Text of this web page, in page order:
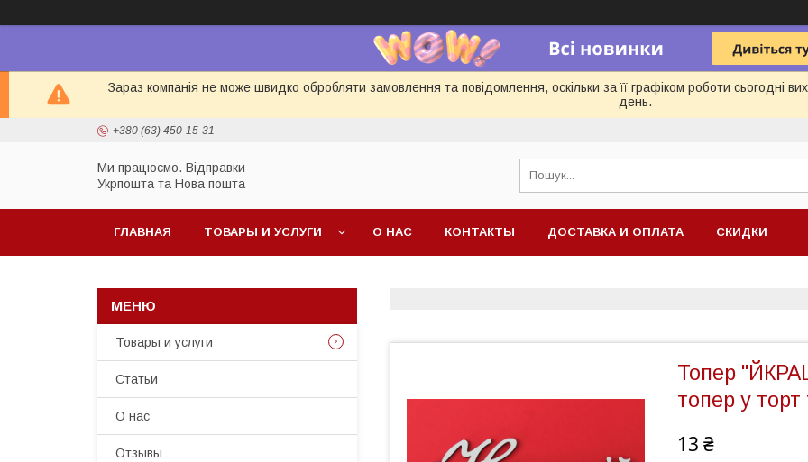
Зараз компанія не може швидко обробляти замовлення та повідомлення, оскільки за її графіком роботи сьогодні
день.
+380 (63) 450-15-31
Ми працюємо. Відправки
Укрпошта та Нова пошта
ГЛАВНАЯ ТОВАРЫ И УСЛУГИ О НАС КОНТАКТЫ ДОСТАВКА И ОПЛАТА СКИДКИ
Топер
топер у торт
13 ₴
Товары и услуги
Статьи
О нас
Отзывы